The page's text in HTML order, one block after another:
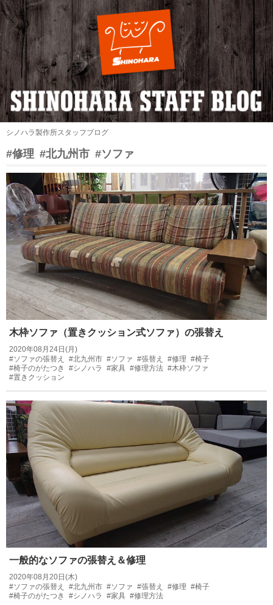
シノハラ製作所スタッフブログ
#修理 #北九州市 #ソファ
木枠ソファ（置きクッション式ソファ）の張替え
2020年08月24日(月)
#ソファの張替え
#北九州市 #ソファ #張替え #修理 #椅子
#椅子のがたつき
#シノハラ #家具 #修理方法 #木枠ソファ
#置きクッション
一般的なソファの張替え＆修理
2020年08月20日(木)
#ソファの張替え
#北九州市 #ソファ #張替え #修理 #椅子
#椅子のがたつき
#シノハラ #家具 #修理方法